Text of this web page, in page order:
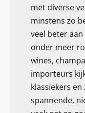
met diverse
minstens zo
veel beter
onder meer
wines,
importeurs
klassiekers
spannende,